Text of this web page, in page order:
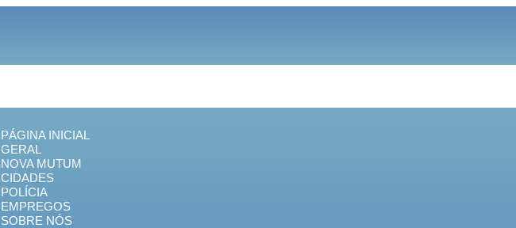
PÁGINA INICIAL
GERAL
NOVA MUTUM
CIDADES
POLÍCIA
EMPREGOS
SOBRE NÓS